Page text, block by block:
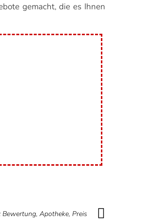
gemacht, die es Ihnen
Bewertung, Apotheke, Preis